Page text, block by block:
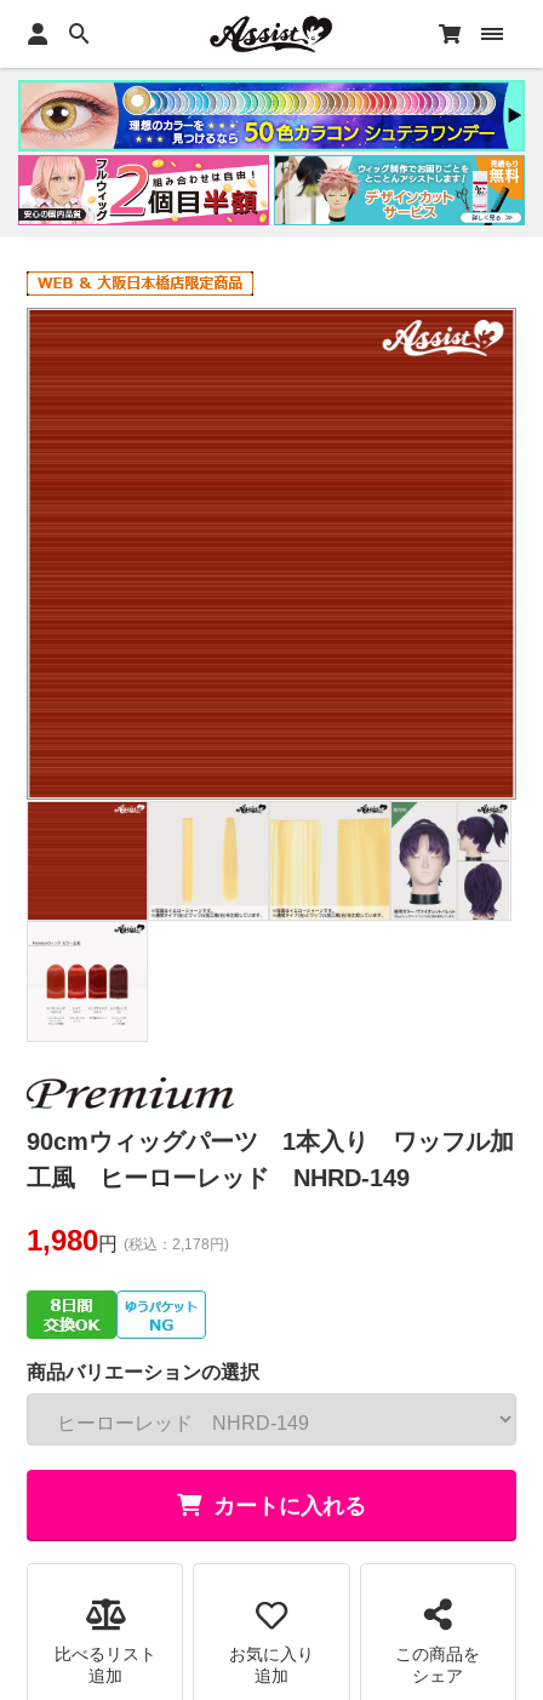
90cmウィッグパーツ 1本入り ワッフル加
工風 ヒーローレッド NHRD-149
1,980円 (税込：2,178円)
商品バリエーションの選択
カートに入れる
比べるリスト
追加
お気に入り
追加
この商品を
シェア